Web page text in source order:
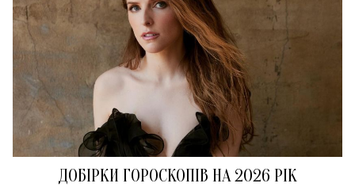
ДОБІРКИ ГОРОСКОПІВ НА 2026 РІК